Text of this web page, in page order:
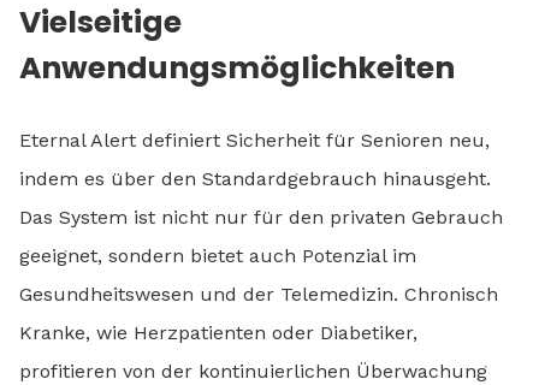
Vielseitige
Anwendungsmöglichkeiten
Eternal Alert definiert Sicherheit für Senioren neu,
indem es über den Standardgebrauch hinausgeht.
Das System ist nicht nur für den privaten Gebrauch
geeignet, sondern bietet auch Potenzial im
Gesundheitswesen und der Telemedizin. Chronisch
Kranke, wie Herzpatienten oder Diabetiker,
profitieren von der kontinuierlichen Überwachung